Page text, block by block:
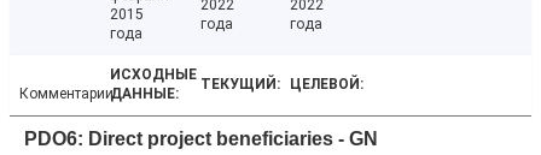
2015
года
2022
года
2022
года
Комментарии
PDO6: Direct project beneficiaries - GN